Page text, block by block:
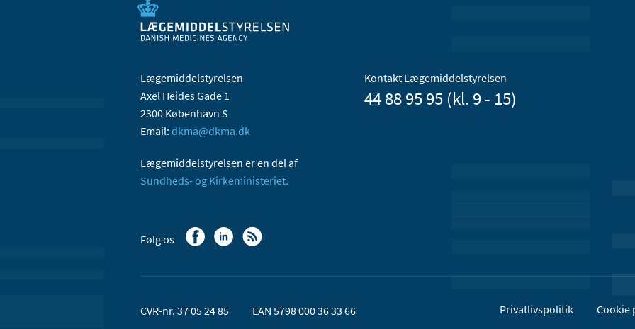
Lægemiddelstyrelsen
Axel Heides Gade 1
2300 København S
Email: dkma@dkma.dk
Lægemiddelstyrelsen er en del af
Sundheds- og Kirkeministeriet.
Kontakt Lægemiddelstyrelsen
44 88 95 95 (kl. 9 - 15)
Følg os
CVR-nr. 37 05 24 85 EAN 5798 000 36 33 66 Privatlivspolitik Cookie